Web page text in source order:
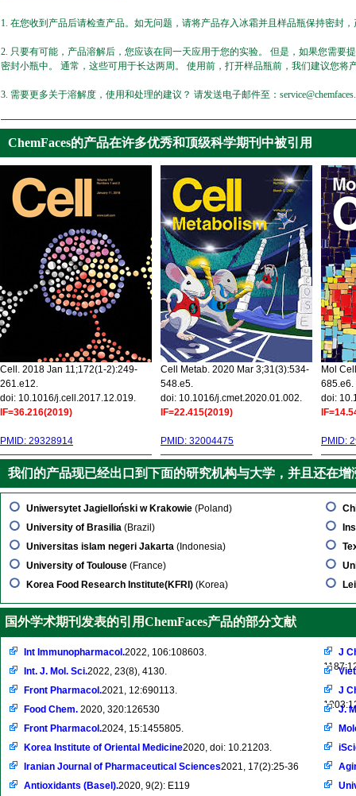
1. 在您收到产品后请检查产品。如无问题，请将产品存入冰霜并且样品瓶保持密封
2. 只要有可能，产品溶解后，您应该在同一天应用于您的实验。 但是，如果您需
密封小瓶中。 通常，这些可用于长达两周。 使用前，打开样品瓶前，我们建议您将
3. 需要更多关于溶解度，使用和处理的建议？ 请发送电子邮件至：
ChemFaces的产品在许多优秀和顶级科学期刊中被引用
Cell. 2018 Jan 11;172(1-2):249-
261.e12.
doi: 10.1016/j.cell.2017.12.019.
IF=36.216(2019)
PMID: 29328914
Cell Metab. 2020 Mar 3;31(3):534-
548.e5.
doi: 10.1016/j.cmet.2020.01.002.
IF=22.415(2019)
PMID: 32004475
Mol
685.e6.
doi:
PMID:
我们的产品现已经出口到下面的研究机构与大学，并且还在增
Uniwersytet Jagielloński w Krakowie (Poland)
University of Brasilia (Brazil)
Universitas islam negeri Jakarta (Indonesia)
University of Toulouse (France)
Korea Food Research Institute(KFRI) (Korea)
国外学术期刊发表的引用ChemFaces产品的部分文献
Int Immunopharmacol.2022, 106:108603.
Int. J. Mol. Sci.2022, 23(8), 4130.
Front Pharmacol.2021, 12:690113.
Food Chem. 2020, 320:126530
Front Pharmacol.2024, 15:1455805.
Korea Institute of Oriental Medicine2020, doi: 10.21203.
Iranian Journal of Pharmaceutical Sciences2021, 17(2):25-36
Antioxidants (Basel).2020, 9(2): E119
J
J
J.